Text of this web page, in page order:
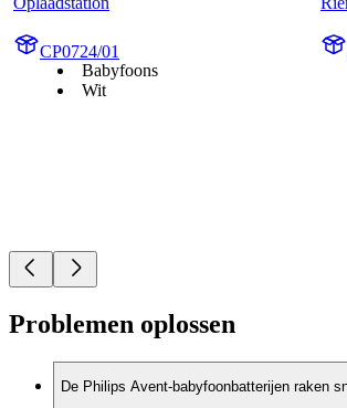
CP0724/01
Babyfoons
Wit
Problemen oplossen
De Philips Avent-babyfoonbatterijen raken